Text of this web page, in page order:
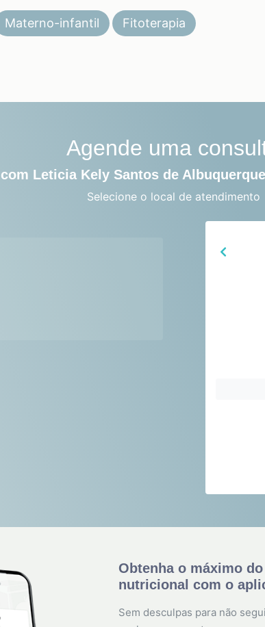
Materno-infantil Fitoterapia
Agende uma
com Leticia Kely Santos de
Selecione o local de atendimento
Obtenha o máximo
nutricional com o
Sem desculpas para não